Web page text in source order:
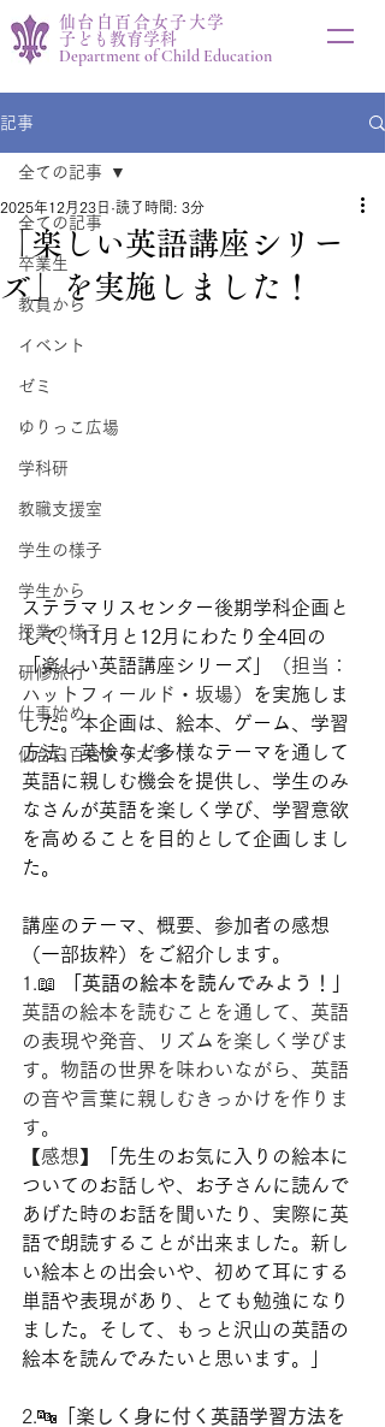
仙台白百合女子大学
子ども教育学科
Department of Child Education
記事
全ての記事
卒業生
教員から
イベント
ゼミ
ゆりっこ広場
学科研
教職支援室
学生の様子
学生から
授業の様子
研修旅行
仕事始め
仙台白百合女子大学
全ての記事
「楽しい英語講座シリー
ズ」を実施しました！
2025年12月23日 読了時間: 3分
ステラマリスセンター後期学科企画と
して、11月と12月にわたり全4回の
「楽しい英語講座シリーズ」
（担当：
ハットフィールド・坂場）
を実施しま
した。本企画は、絵本、ゲーム、学習
方法、英検など多様なテーマを通して
英語に親しむ機会を提供し、学生のみ
なさんが英語を楽しく学び、学習意欲
を高めることを目的として企画しまし
た。
講座のテーマ、概要、参加者の感想
（一部抜粋）をご紹介します。
1.📖
「英語の絵本を読んでみよう！」
英語の絵本を読むことを通して、英語
の表現や発音、リズムを楽しく学びま
す。物語の世界を味わいながら、英語
の音や言葉に親しむきっかけを作りま
す。
【感想】
「先生のお気に入りの絵本に
ついてのお話しや、お子さんに読んで
あげた時のお話を聞いたり、実際に英
語で朗読することが出来ました。新し
い絵本との出会いや、初めて耳にする
単語や表現があり、とても勉強になり
ました。そして、もっと沢山の英語の
絵本を読んでみたいと思います。」
2.🔤 「楽しく身に付く英語学習方法を